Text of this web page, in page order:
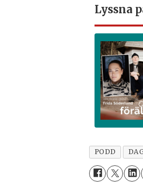
Lyssna
PODD